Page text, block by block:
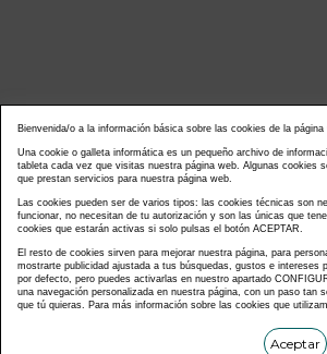
Noticias
Bienvenida/o a la información básica sobre las cookies de la
Una cookie o galleta informática es un pequeño archivo de
tableta cada vez que visitas nuestra página web. Algunas cookies
que prestan servicios para nuestra página web.
Las cookies pueden ser de varios tipos: las cookies técnicas son
funcionar, no necesitan de tu autorización y son las únicas que
cookies que estarán activas si solo pulsas el botón ACEPTAR.
El resto de cookies sirven para mejorar nuestra página, para
mostrarte publicidad ajustada a tus búsquedas, gustos e intereses
por defecto, pero puedes activarlas en nuestro apartado
una navegación personalizada en nuestra página, con un paso tan
que tú quieras. Para más información sobre las cookies que
Aceptar